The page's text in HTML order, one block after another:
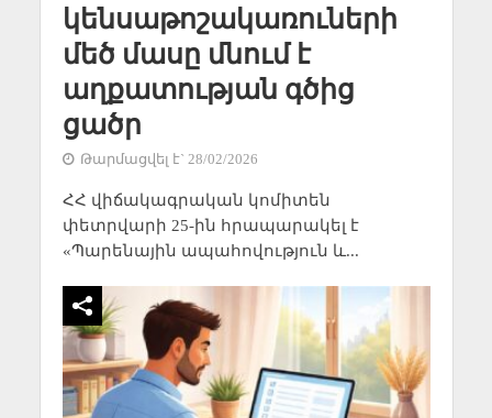
կենսաթոշակառուների
մեծ մասը մնում է
աղքատության գծից
ցածր
Թարմացվել է` 28/02/2026
ՀՀ վիճակագրական կոմիտեն
փետրվարի 25-ին հրապարակել է
«Պարենային ապահովություն և...